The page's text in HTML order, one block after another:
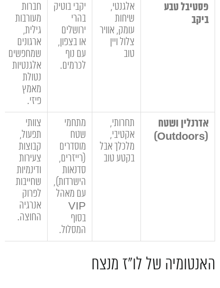
פסטיבל טבע
ביקב
אלגנטי,
שיחות
עומק, אוויר
צלול ויין
טוב
יקבי בוטיק
בהרי
ירושלים
או בצפון,
עם נוף
לכרמים.
חברות
מעורבות
גילית,
ארגונים
שמחפשים
אלגנטיות
נטולת
מאמץ
פיזי.
אדרנלין ושטח
(Outdoors)
תחרותי,
אקטיבי,
מלכלך אבל
בקטע טוב
מתחמי
שטח
מוסדרים
(רייזרים,
סדנאות
הישרדות),
עם מאהל
VIP
בסוף
המסלול.
צוותי
תפעול,
קבוצות
צעירות
ודינמיות
שחייבות
לפרוק
אנרגיה
החוצה.
האנטומיה של לו"ז מנצח